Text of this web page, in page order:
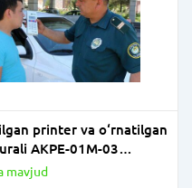
printer va o‘rnatilgan
AKPE-01M-03
analizatori.
mavjud